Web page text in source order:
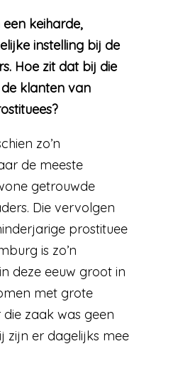
keiharde,
instelling bij de
Hoe zit dat bij die
klanten van
zo’n
de meeste
getrouwde
Die vervolgen
prostituee
is zo’n
deze eeuw groot in
met grote
zaak was geen
zijn er dagelijks mee